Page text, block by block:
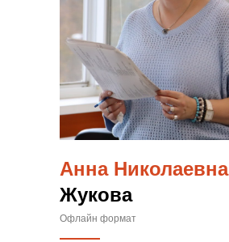
Анна Николаевна
Жукова
Офлайн формат